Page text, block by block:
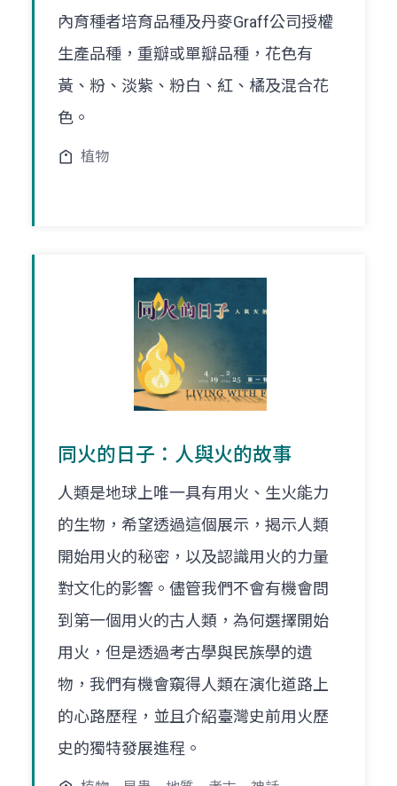
內育種者培育品種及丹麥Graff公司授權
生產品種，重瓣或單瓣品種，花色有
黃、粉、淡紫、粉白、紅、橘及混合花
色。
植物
同火的日子：人與火的故事
人類是地球上唯一具有用火、生火能力
的生物，希望透過這個展示，揭示人類
開始用火的秘密，以及認識用火的力量
對文化的影響。儘管我們不會有機會問
到第一個用火的古人類，為何選擇開始
用火，但是透過考古學與民族學的遺
物，我們有機會窺得人類在演化道路上
的心路歷程，並且介紹臺灣史前用火歷
史的獨特發展進程。